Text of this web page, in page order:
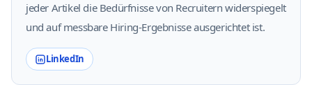
jeder Artikel die Bedürfnisse von Recruitern widerspiegelt
und auf messbare Hiring-Ergebnisse ausgerichtet ist.
LinkedIn